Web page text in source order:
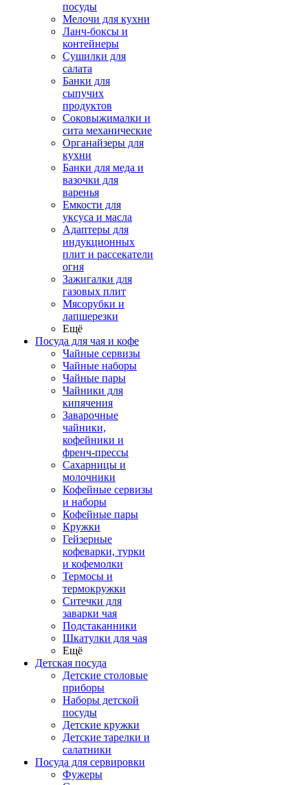
посуды
Мелочи для кухни
Ланч-боксы и
контейнеры
Сушилки для
салата
Банки для
сыпучих
продуктов
Соковыжималки и
сита механические
Органайзеры для
кухни
Банки для меда и
вазочки для
варенья
Емкости для
уксуса и масла
Адаптеры для
индукционных
плит и рассекатели
огня
Зажигалки для
газовых плит
Мясорубки и
лапшерезки
Ещё
Посуда для чая и кофе
Чайные сервизы
Чайные наборы
Чайные пары
Чайники для
кипячения
Заварочные
чайники,
кофейники и
френч-прессы
Сахарницы и
молочники
Кофейные сервизы
и наборы
Кофейные пары
Кружки
Гейзерные
кофеварки, турки
и кофемолки
Термосы и
термокружки
Ситечки для
заварки чая
Подстаканники
Шкатулки для чая
Ещё
Детская посуда
Детские столовые
приборы
Наборы детской
посуды
Детские кружки
Детские тарелки и
салатники
Посуда для сервировки
Фужеры